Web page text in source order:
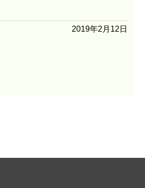
2019年2月12日